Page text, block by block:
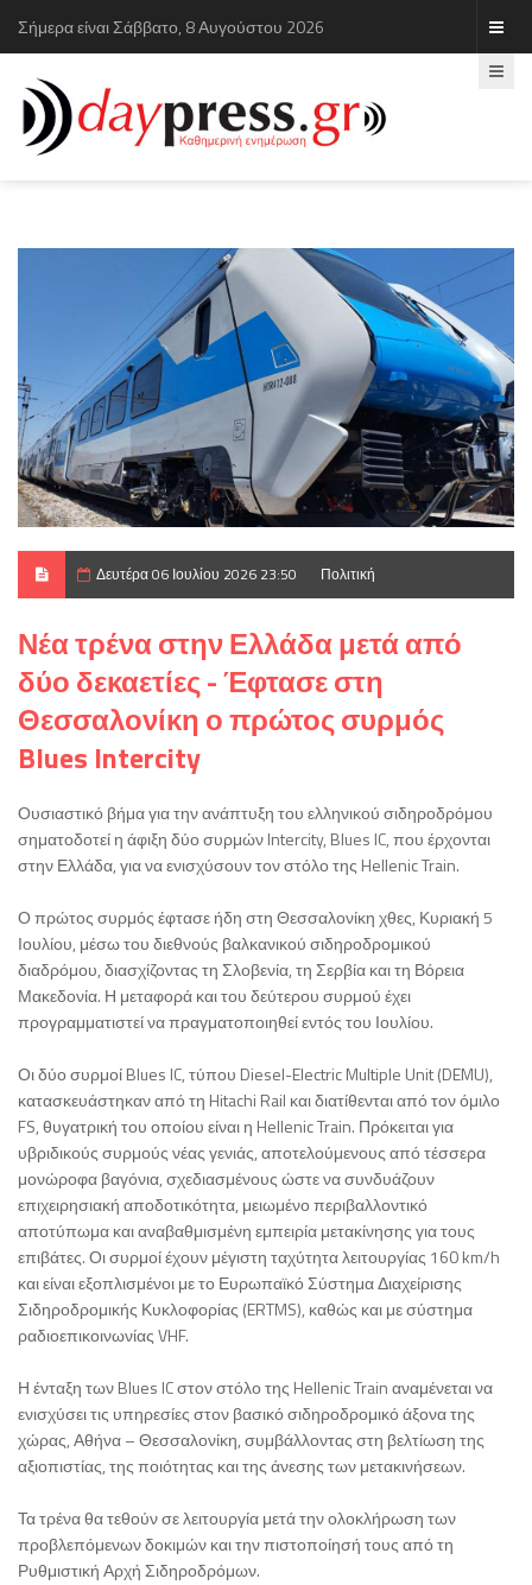
Σήμερα είναι Σάββατο, 8 Αυγούστου 2026
Δευτέρα 06 Ιουλίου 2026 23:50 Πολιτική
Νέα τρένα στην Ελλάδα μετά από
δύο δεκαετίες - Έφτασε στη
Θεσσαλονίκη ο πρώτος συρμός
Blues Intercity
Ουσιαστικό βήμα για την ανάπτυξη του ελληνικού σιδηροδρόμου
σηματοδοτεί η άφιξη δύο συρμών Intercity, Blues IC, που έρχονται
στην Ελλάδα, για να ενισχύσουν τον στόλο της Hellenic Train.
Ο πρώτος συρμός έφτασε ήδη στη Θεσσαλονίκη χθες, Κυριακή 5
Ιουλίου, μέσω του διεθνούς βαλκανικού σιδηροδρομικού
διαδρόμου, διασχίζοντας τη Σλοβενία, τη Σερβία και τη Βόρεια
Μακεδονία. Η μεταφορά και του δεύτερου συρμού έχει
προγραμματιστεί να πραγματοποιηθεί εντός του Ιουλίου.
Οι δύο συρμοί Blues IC, τύπου Diesel-Electric Multiple Unit (DEMU),
κατασκευάστηκαν από τη Hitachi Rail και διατίθενται από τον όμιλο
FS, θυγατρική του οποίου είναι η Hellenic Train. Πρόκειται για
υβριδικούς συρμούς νέας γενιάς, αποτελούμενους από τέσσερα
μονώροφα βαγόνια, σχεδιασμένους ώστε να συνδυάζουν
επιχειρησιακή αποδοτικότητα, μειωμένο περιβαλλοντικό
αποτύπωμα και αναβαθμισμένη εμπειρία μετακίνησης για τους
επιβάτες. Οι συρμοί έχουν μέγιστη ταχύτητα λειτουργίας 160 km/h
και είναι εξοπλισμένοι με το Ευρωπαϊκό Σύστημα Διαχείρισης
Σιδηροδρομικής Κυκλοφορίας (ERTMS), καθώς και με σύστημα
ραδιοεπικοινωνίας VHF.
Η ένταξη των Blues IC στον στόλο της Hellenic Train αναμένεται να
ενισχύσει τις υπηρεσίες στον βασικό σιδηροδρομικό άξονα της
χώρας, Αθήνα – Θεσσαλονίκη, συμβάλλοντας στη βελτίωση της
αξιοπιστίας, της ποιότητας και της άνεσης των μετακινήσεων.
Τα τρένα θα τεθούν σε λειτουργία μετά την ολοκλήρωση των
προβλεπόμενων δοκιμών και την πιστοποίησή τους από τη
Ρυθμιστική Αρχή Σιδηροδρόμων.